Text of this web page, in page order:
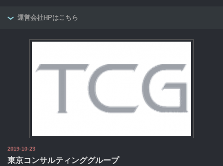
運営会社HPはこちら
2019-10-23
東京コンサルティンググループ